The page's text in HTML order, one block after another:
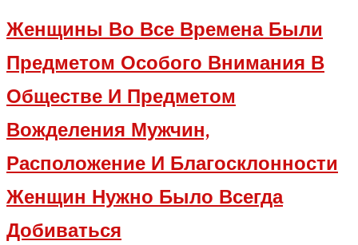
Женщины Во Все Времена Были
Предметом Особого Внимания В
Обществе И Предметом
Вожделения Мужчин,
Расположение И Благосклонности
Женщин Нужно Было Всегда
Добиваться